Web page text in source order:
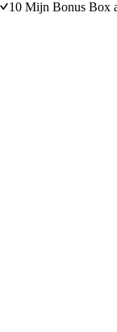
10 Mijn Bonus Box